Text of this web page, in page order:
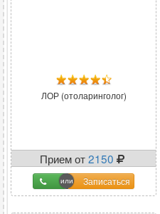
ЛОР (отоларинголог)
Прием от2150
Записаться